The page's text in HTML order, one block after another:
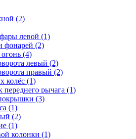
(2)
левой (1)
фонарей (2)
(4)
левый (2)
правый (2)
колёс (1)
переднего рычага (1)
(3)
(1)
(2)
(1)
колонки (1)